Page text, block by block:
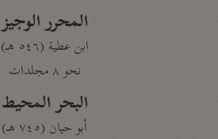
المحرر الوجيز
ابن عطية (٥٤٦ هـ)
نحو ٨ مجلدات
البحر المحيط
أبو حيان (٧٤٥ هـ)